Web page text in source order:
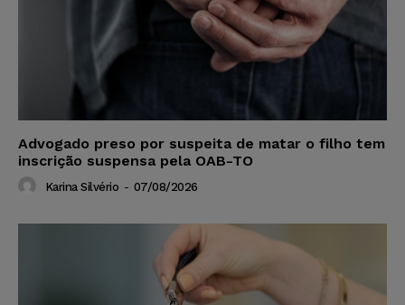
Advogado preso por suspeita de matar o filho tem
inscrição suspensa pela OAB-TO
Karina Silvério - 07/08/2026